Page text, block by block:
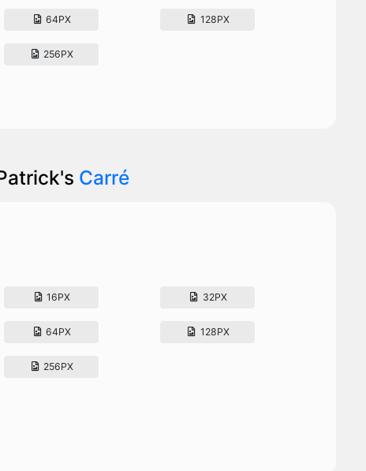
64PX 128PX
256PX
Carré
16PX 32PX
64PX 128PX
256PX